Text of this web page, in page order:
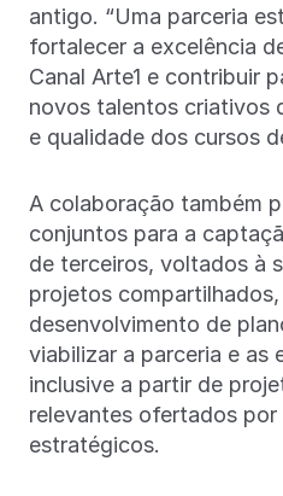
antigo. “Uma parceria
fortalecer a excelência
Canal Arte1 e contribuir
novos talentos criativos
e qualidade dos cursos
A colaboração também
conjuntos para a
de terceiros, voltados à
projetos compartilhados,
desenvolvimento de
viabilizar a parceria e as
inclusive a partir de
relevantes ofertados por
estratégicos.